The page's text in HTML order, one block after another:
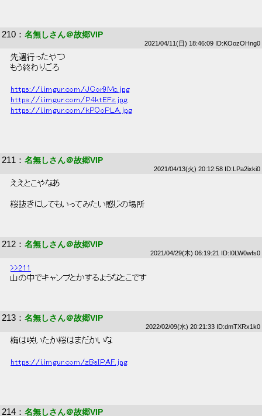
210 ： 名無しさん＠故郷VIP
2021/04/11(日) 18:46:09 ID:KOozOHng0
先週行ったやつ
もう終わりごろ
https://i.imgur.com/JCor9Mc.jpg
https://i.imgur.com/P4ktEFz.jpg
https://i.imgur.com/kPOoPLA.jpg
211 ： 名無しさん＠故郷VIP
2021/04/13(火) 20:12:58 ID:LPa2ixki0
ええとこやなあ
桜抜きにしてもいってみたい感じの場所
212 ： 名無しさん＠故郷VIP
2021/04/29(木) 06:19:21 ID:I0LW0wfs0
>>211
山の中でキャンプとかするようなとこです
213 ： 名無しさん＠故郷VIP
2022/02/09(水) 20:21:33 ID:dmTXRx1k0
梅は咲いたか桜はまだかいな
https://i.imgur.com/zBsIPAF.jpg
214 ： 名無しさん＠故郷VIP